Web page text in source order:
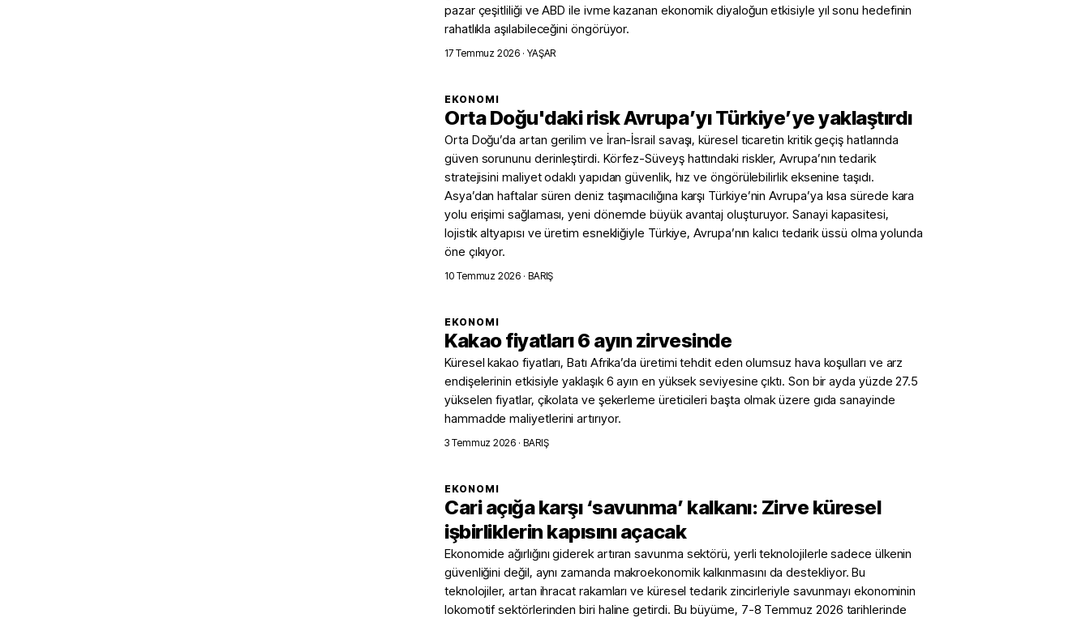
pazar çeşitliliği ve ABD ile ivme kazanan ekonomik diyaloğun etkisiyle yıl sonu hedefinin
rahatlıkla aşılabileceğini öngörüyor.
17 Temmuz 2026· YAŞAR
EKONOMI
Orta Doğu'daki risk Avrupa’yı Türkiye’ye yaklaştırdı
Orta Doğu’da artan gerilim ve İran-İsrail savaşı, küresel ticaretin kritik geçiş hatlarında
güven sorununu derinleştirdi. Körfez-Süveyş hattındaki riskler, Avrupa’nın tedarik
stratejisini maliyet odaklı yapıdan güvenlik, hız ve öngörülebilirlik eksenine taşıdı.
Asya’dan haftalar süren deniz taşımacılığına karşı Türkiye’nin Avrupa’ya kısa sürede kara
yolu erişimi sağlaması, yeni dönemde büyük avantaj oluşturuyor. Sanayi kapasitesi,
lojistik altyapısı ve üretim esnekliğiyle Türkiye, Avrupa’nın kalıcı tedarik üssü olma yolunda
öne çıkıyor.
10 Temmuz 2026· BARIŞ
EKONOMI
Kakao fiyatları 6 ayın zirvesinde
Küresel kakao fiyatları, Batı Afrika’da üretimi tehdit eden olumsuz hava koşulları ve arz
endişelerinin etkisiyle yaklaşık 6 ayın en yüksek seviyesine çıktı. Son bir ayda yüzde 27.5
yükselen fiyatlar, çikolata ve şekerleme üreticileri başta olmak üzere gıda sanayinde
hammadde maliyetlerini artırıyor.
3 Temmuz 2026 · BARIŞ
EKONOMI
Cari açığa karşı ‘savunma’ kalkanı: Zirve küresel
işbirliklerin kapısını açacak
Ekonomide ağırlığını giderek artıran savunma sektörü, yerli teknolojilerle sadece ülkenin
güvenliğini değil, aynı zamanda makroekonomik kalkınmasını da destekliyor. Bu
teknolojiler, artan ihracat rakamları ve küresel tedarik zincirleriyle savunmayı ekonominin
lokomotif sektörlerinden biri haline getirdi. Bu büyüme, 7-8 Temmuz 2026 tarihlerinde